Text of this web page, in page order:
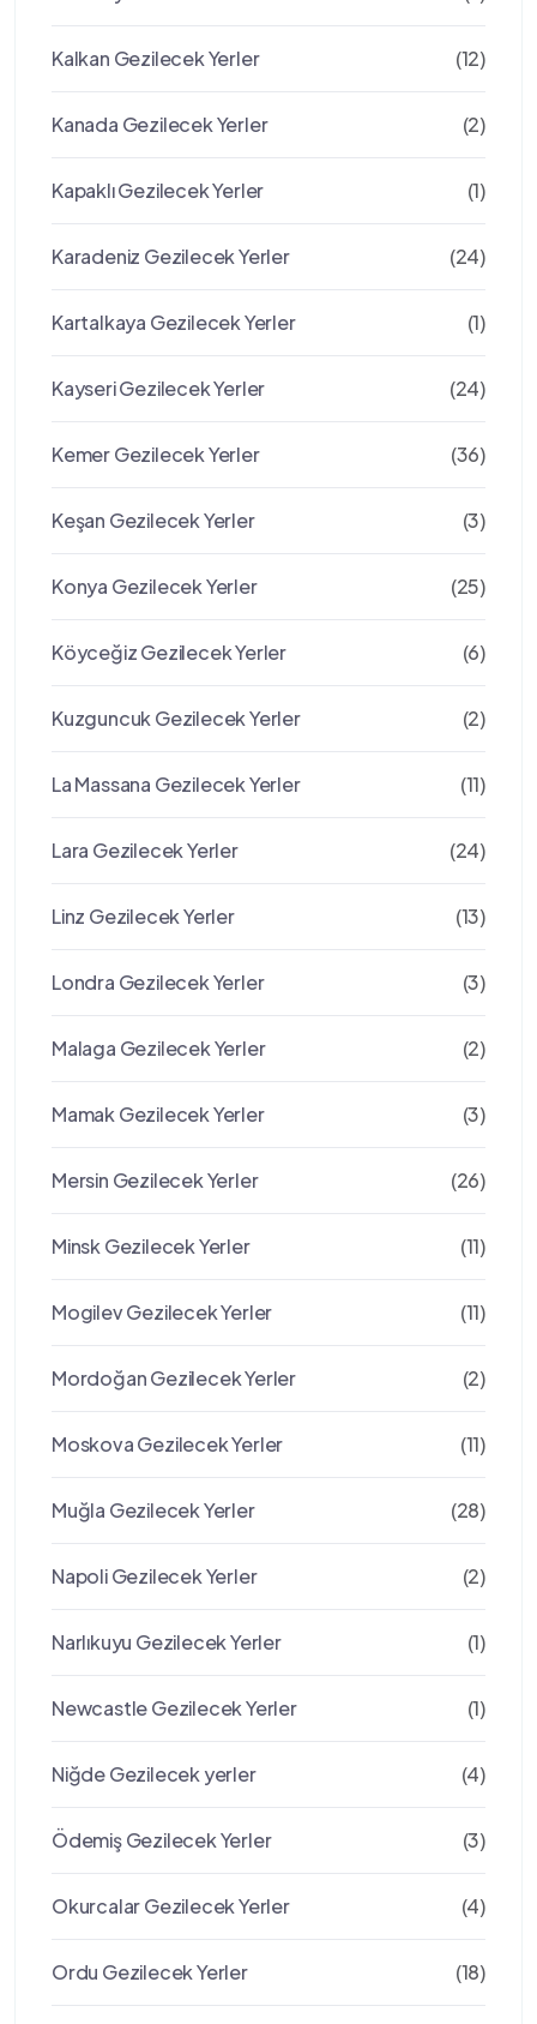
Kalkan Gezilecek Yerler (12)
Kanada Gezilecek Yerler (2)
Kapaklı Gezilecek Yerler (1)
Karadeniz Gezilecek Yerler (24)
Kartalkaya Gezilecek Yerler (1)
Kayseri Gezilecek Yerler (24)
Kemer Gezilecek Yerler (36)
Keşan Gezilecek Yerler (3)
Konya Gezilecek Yerler (25)
Köyceğiz Gezilecek Yerler (6)
Kuzguncuk Gezilecek Yerler (2)
La Massana Gezilecek Yerler (11)
Lara Gezilecek Yerler (24)
Linz Gezilecek Yerler (13)
Londra Gezilecek Yerler (3)
Malaga Gezilecek Yerler (2)
Mamak Gezilecek Yerler (3)
Mersin Gezilecek Yerler (26)
Minsk Gezilecek Yerler (11)
Mogilev Gezilecek Yerler (11)
Mordoğan Gezilecek Yerler (2)
Moskova Gezilecek Yerler (11)
Muğla Gezilecek Yerler (28)
Napoli Gezilecek Yerler (2)
Narlıkuyu Gezilecek Yerler (1)
Newcastle Gezilecek Yerler (1)
Niğde Gezilecek yerler (4)
Ödemiş Gezilecek Yerler (3)
Okurcalar Gezilecek Yerler (4)
Ordu Gezilecek Yerler (18)